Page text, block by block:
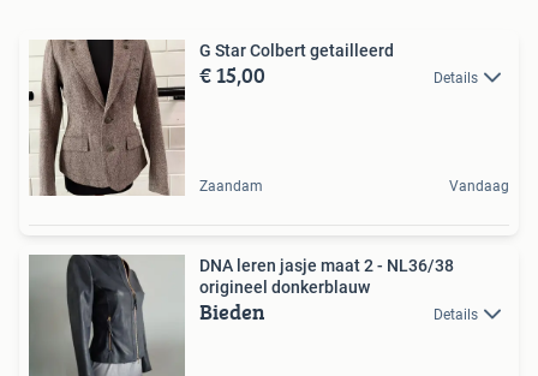
G Star Colbert getailleerd
€ 15,00 Details
Zaandam Vandaag
DNA leren jasje maat 2 - NL36/38
origineel donkerblauw
Bieden Details